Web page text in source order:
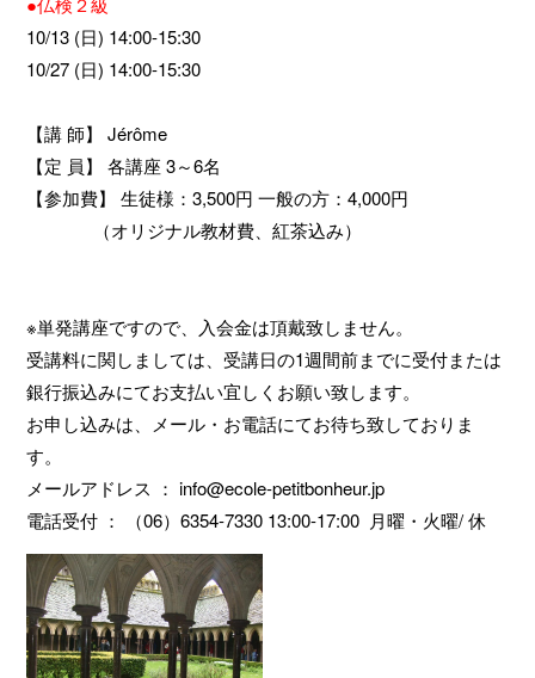
10/13 (日) 14:00-15:30
10/27 (日) 14:00-15:30
【講 師】 Jérôme
【定 員】 各講座 3～6名
【参加費】 生徒様：3,500円 一般の方：4,000円
（オリジナル教材費、紅茶込み）
※単発講座ですので、入会金は頂戴致しません。
受講料に関しましては、受講日の1週間前までに受付または
銀行振込みにてお支払い宜しくお願い致します。
お申し込みは、メール・お電話にてお待ち致しておりま
す。
メールアドレス ： info@ecole-petitbonheur.jp
電話受付 ： （06）6354-7330 13:00-17:00 月曜・火曜/ 休